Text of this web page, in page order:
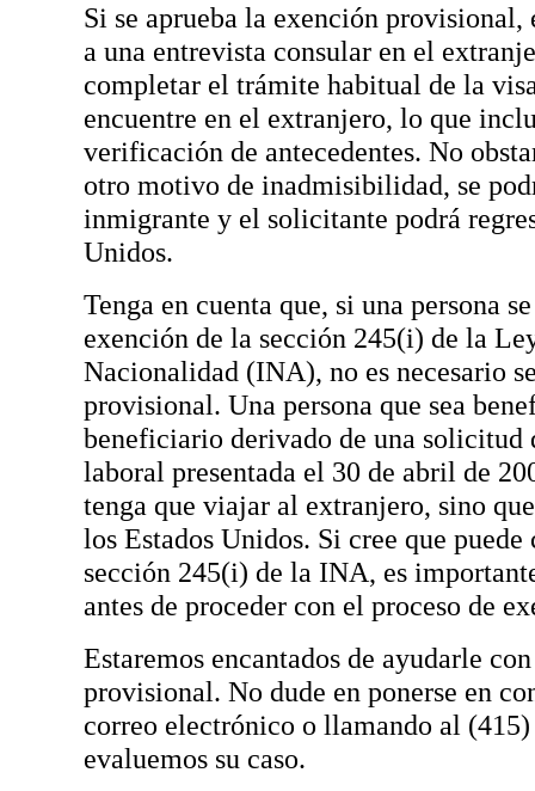
Si se aprueba la exención
a una entrevista consular en el
completar el trámite habitual de la
encuentre en el extranjero, lo que
verificación de antecedentes. No
otro motivo de inadmisibilidad, se
inmigrante y el solicitante podrá
Unidos.
Tenga en cuenta que, si una persona
exención de la sección 245(i) de la
Nacionalidad (INA), no es necesario
provisional. Una persona que sea
beneficiario derivado de una
laboral presentada el 30 de abril de
tenga que viajar al extranjero, sino
los Estados Unidos. Si cree que
sección 245(i) de la INA, es
antes de proceder con el proceso de
Estaremos encantados de ayudarle
provisional. No dude en ponerse en
correo electrónico o llamando al
evaluemos su caso.